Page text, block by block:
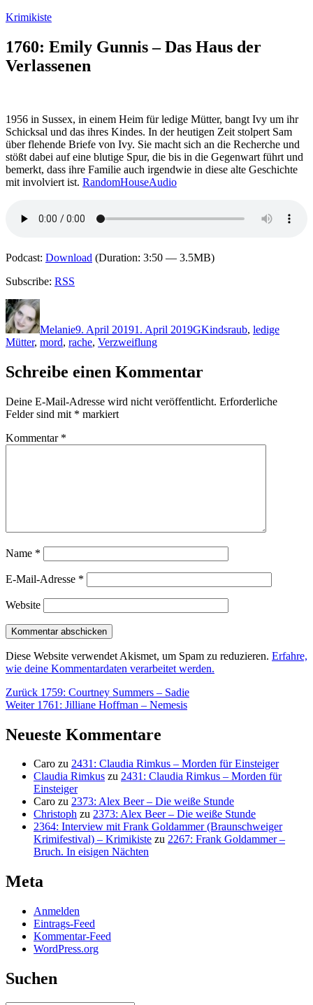
Zum
springen
Krimikiste
1760: Emily Gunnis – Das Haus der
Verlassenen
1956 in Sussex, in einem Heim für ledige Mütter, bangt Ivy um ihr
Schicksal und das ihres Kindes. In der heutigen Zeit stolpert Sam
über flehende Briefe von Ivy. Sie macht sich an die Recherche und
stößt dabei auf eine blutige Spur, die bis in die Gegenwart führt und
bemerkt, dass ihre Familie auch irgendwie in diese alte Geschichte
mit involviert ist. RandomHouseAudio
Podcast: Download (Duration: 3:50 — 3.5MB)
Subscribe: RSS
Autor
Melanie9. April 20191. April 2019GKindsraub, ledige
Mütter, mord, rache, Verzweiflung
Schreibe einen Kommentar
Deine E-Mail-Adresse wird nicht veröffentlicht. Erforderliche
Felder sind mit * markiert
Kommentar *
Name *
E-Mail-Adresse *
Website
Diese Website verwendet Akismet, um Spam zu reduzieren. Erfahre,
wie deine Kommentardaten verarbeitet werden.
Beitragsnavigation
Zurück Vorheriger
Beitrag:
1759: Courtney Summers – Sadie
Weiter Nächster
1761: Jilliane Hoffman – Nemesis
Neueste Kommentare
Caro zu 2431: Claudia Rimkus – Morden für Einsteiger
Claudia Rimkus zu 2431: Claudia Rimkus – Morden für
Einsteiger
Caro zu 2373: Alex Beer – Die weiße Stunde
Christoph zu 2373: Alex Beer – Die weiße Stunde
2364: Interview mit Frank Goldammer (Braunschweiger
Krimifestival) – Krimikiste zu 2267: Frank Goldammer –
Bruch. In eisigen Nächten
Meta
Anmelden
Eintrags-Feed
Kommentar-Feed
WordPress.org
Suchen